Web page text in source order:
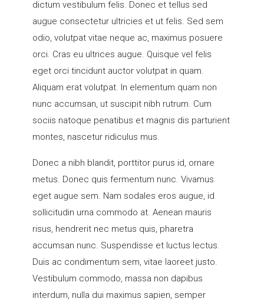
dictum vestibulum felis. Donec et tellus sed
augue consectetur ultricies et ut felis. Sed sem
odio, volutpat vitae neque ac, maximus posuere
orci. Cras eu ultrices augue. Quisque vel felis
eget orci tincidunt auctor volutpat in quam.
Aliquam erat volutpat. In elementum quam non
nunc accumsan, ut suscipit nibh rutrum. Cum
sociis natoque penatibus et magnis dis parturient
montes, nascetur ridiculus mus.
Donec a nibh blandit, porttitor purus id, ornare
metus. Donec quis fermentum nunc. Vivamus
eget augue sem. Nam sodales eros augue, id
sollicitudin urna commodo at. Aenean mauris
risus, hendrerit nec metus quis, pharetra
accumsan nunc. Suspendisse et luctus lectus.
Duis ac condimentum sem, vitae laoreet justo.
Vestibulum commodo, massa non dapibus
interdum, nulla dui maximus sapien, semper